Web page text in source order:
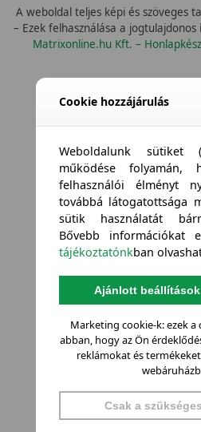
A weboldal teljes képi és szöveges
– Ezek felhasználása a
Matrixonline.hu Kft. –
Cookie hozzájárulás
Weboldalunk sütiket
működése
felhasználói élményt
továbbá látogatottsága
sütik használatát
Bővebb
tájékoztatónkban
Ajánlott
Marketing cookie-k: ezek
abban, hogy az Ön
reklámokat és
Csak a